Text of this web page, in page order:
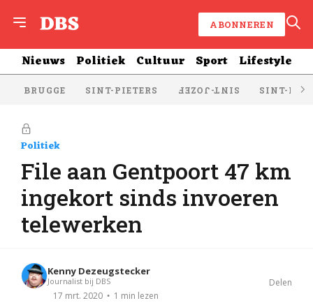
ABONNEREN
Nieuws Politiek Cultuur Sport Lifestyle
BRUGGE SINT-PIETERS SINT-JOZEF SINT-
Politiek
File aan Gentpoort 47 km
ingekort sinds invoeren
telewerken
Kenny Dezeugstecker
Journalist bij DBS
17 mrt. 2020 1 min lezen
Delen